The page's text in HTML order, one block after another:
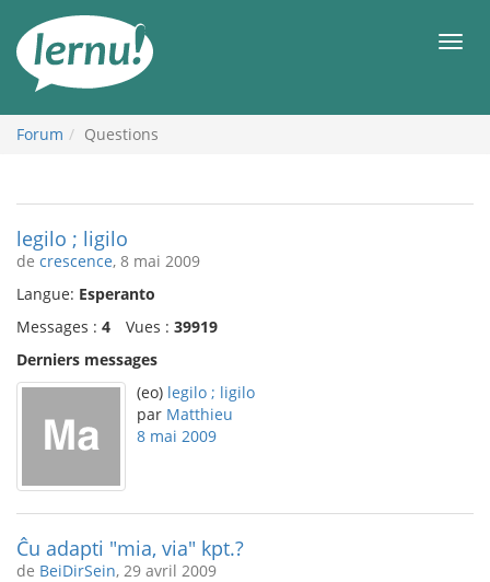
contenu
Forum Questions
legilo ; ligilo
de crescence, 8 mai 2009
Langue: Esperanto
Messages : 4 Vues : 39919
Derniers messages
(eo) legilo ; ligilo
par Matthieu
8 mai 2009
Ĉu adapti "mia, via" kpt.?
de BeiDirSein, 29 avril 2009